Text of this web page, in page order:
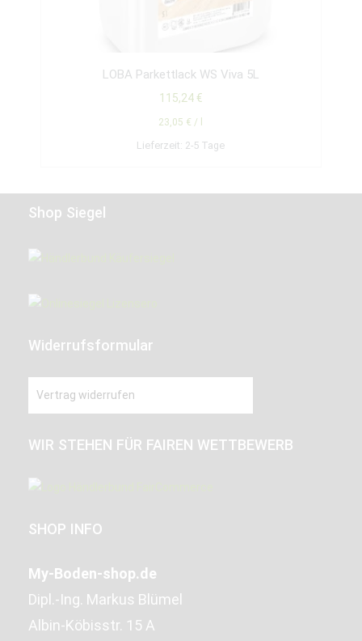
LOBA Parkettlack WS Viva 5L
115,24 €
23,05 € /
Lieferzeit: 2-5 Tage
Shop Siegel
Widerrufsformular
Vertrag widerrufen
WIR STEHEN FÜR FAIREN WETTBEWERB
SHOP INFO
My-Boden-shop.de
Dipl.-Ing. Markus Blümel
Albin-Köbisstr. 15 A